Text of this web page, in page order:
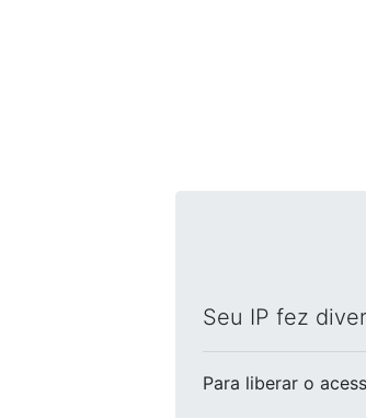
Seu IP fez
Para liberar o